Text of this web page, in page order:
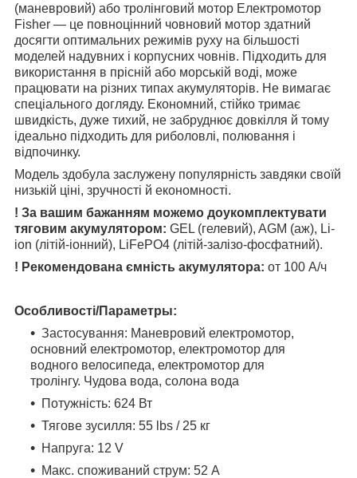
(маневровий) або тролінговий мотор Електромотор
Fisher — це повноцінний човновий мотор здатний
досягти оптимальних режимів руху на більшості
моделей надувних і корпусних човнів. Підходить для
використання в прісній або морській воді, може
працювати на різних типах акумуляторів. Не вимагає
спеціального догляду. Економний, стійко тримає
швидкість, дуже тихий, не забруднює довкілля й тому
ідеально підходить для риболовлі, полювання і
відпочинку.
Модель здобула заслужену популярність завдяки своїй
низькій ціні, зручності й економності.
! За вашим бажанням можемо доукомплектувати
тяговим акумулятором: GEL (гелевий), AGM (аж), Li-
ion (літій-іонний), LiFePO4 (літій-залізо-фосфатний).
! Рекомендована ємність акумулятора: от 100 А/ч
Особливості/Параметры:
Застосування: Маневровий електромотор,
основний електромотор, електромотор для
водного велосипеда, електромотор для
тролінгу. Чудова вода, солона вода
Потужність: 624 Вт
Тягове зусилля: 55 lbs / 25 кг
Напруга: 12 V
Макс. споживаний струм: 52 А